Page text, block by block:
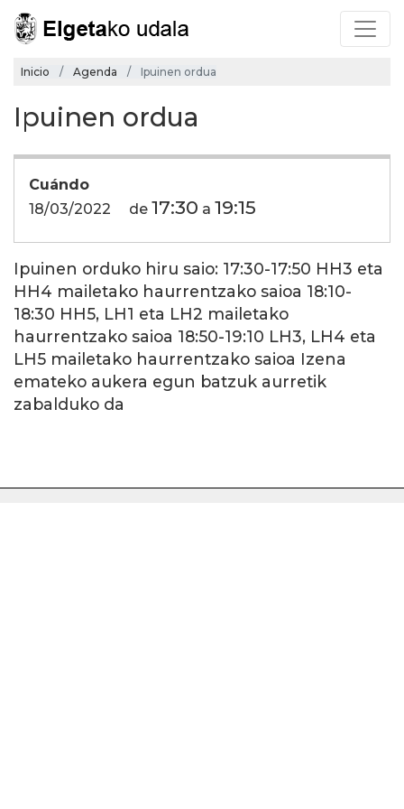
Inicio Agenda Ipuinen ordua
Ipuinen ordua
Cuándo
18/03/2022
de 17:30 a 19:15
Ipuinen orduko hiru saio: 17:30-17:50 HH3 eta
HH4 mailetako haurrentzako saioa 18:10-
18:30 HH5, LH1 eta LH2 mailetako
haurrentzako saioa 18:50-19:10 LH3, LH4 eta
LH5 mailetako haurrentzako saioa Izena
emateko aukera egun batzuk aurretik
zabalduko da